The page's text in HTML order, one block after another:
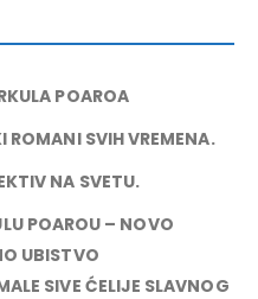
POAROA
SVIH VREMENA.
NA SVETU.
POAROU – NOVO
UBISTVO
SIVE ĆELIJE SLAVNOG